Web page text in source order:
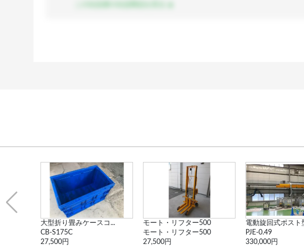
モート・リフター500
モート・リフター500
27,500円
電動旋回式ポスト型ジ...
PJE-0.49
330,000円
パワーリフターH
PL-H500-15
55,000円